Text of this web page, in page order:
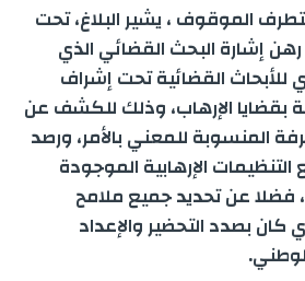
الموقوف ، يشير البلاغ، تحت
رهن إشارة البحث القضائي الذي
للأبحاث القضائية تحت إشراف
بقضايا الإرهاب، وذلك للكشف عن
المنسوبة للمعني بالأمر، ورصد
التنظيمات الإرهابية الموجودة
فضلا عن تحديد جميع ملامح
كان بصدد التحضير والإعداد